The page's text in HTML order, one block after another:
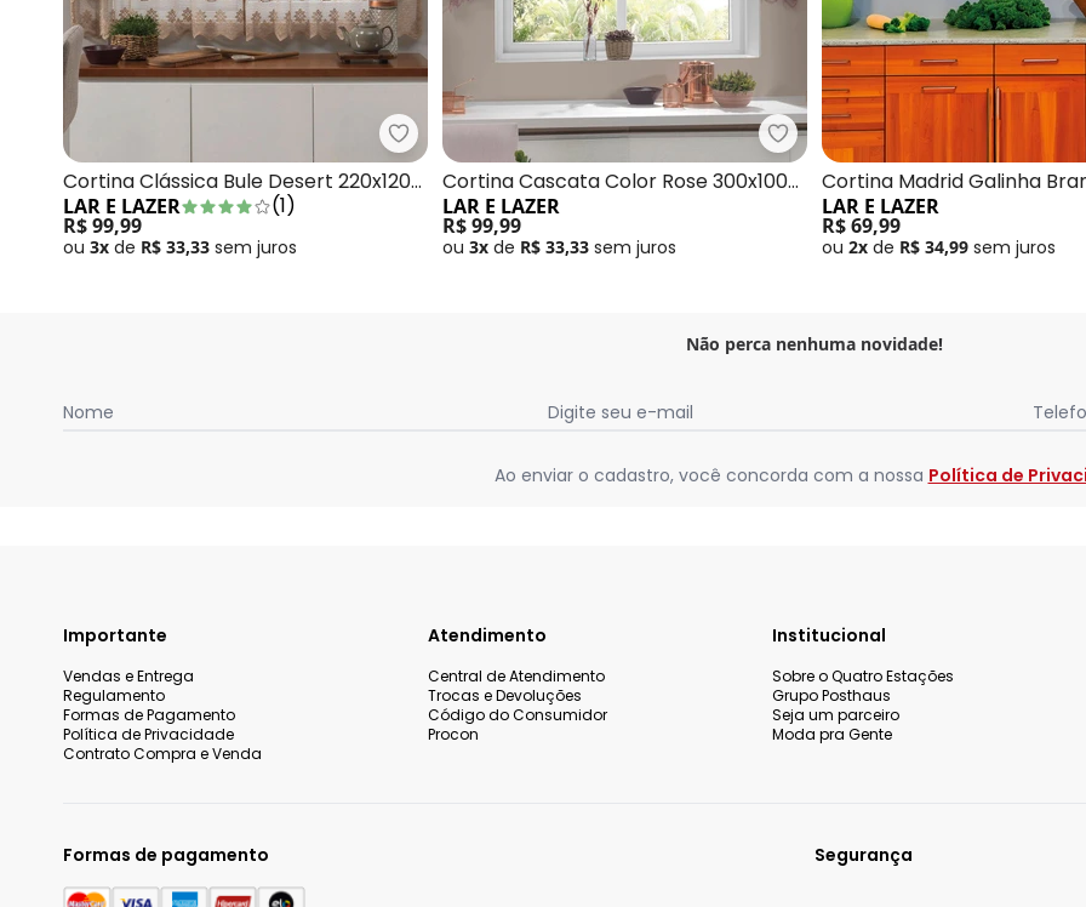
Lar e Lazer - Cortina Clássica Bule Desert 220x120 cm
Cortina Clássica Bule Desert 220x120
cm
LAR E LAZER (1)
R$ 99,99
ou 3x de R$ 33,33 sem juros
Lar e Lazer - Cortina Cascata
Cortina Cascata Color Rose 300x100
cm
LAR E LAZER
R$ 99,99
ou 3x de R$ 33,33 sem juros
Cortina Madrid Galinha
200x120 cm
LAR E LAZER
R$ 69,99
ou 2x de R$ 34,99 sem juros
Não perca nenhuma novidade!
Nome Digite seu e-mail
Ao enviar o cadastro, você concorda com a nossa Política de
Importante
Vendas e Entrega
Regulamento
Formas de Pagamento
Política de Privacidade
Contrato Compra e Venda
Atendimento
Central de Atendimento
Trocas e Devoluções
Código do Consumidor
Procon
Institucional
Sobre o Quatro Estações
Grupo Posthaus
Seja um parceiro
Moda pra Gente
Formas de pagamento Segurança